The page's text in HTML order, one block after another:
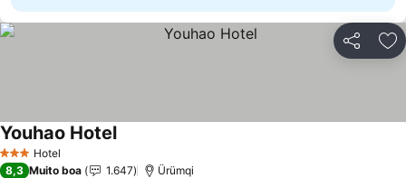
Partilhar
3 EstrelasHotel
Youhao HotelVer preços
8,3 Muito boa 1.647 Ürümqi